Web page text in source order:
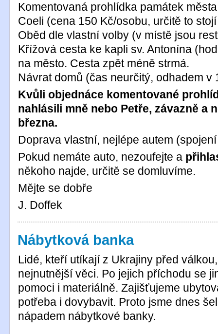
Komentovaná prohlídka památek
Coeli (cena 150 Kč/osobu, určitě to
Oběd dle vlastní volby (v místě jsou
Křížová cesta ke kapli sv. Antonína
na město. Cesta zpět méně strmá.
Návrat domů (čas neurčitý, odhadem v
Kvůli objednáce komentované
nahlásili mně nebo Petře, závazně a
března.
Doprava vlastní, nejlépe autem
Pokud nemáte auto, nezoufejte a
někoho najde, určitě se domluvíme.
Mějte se dobře
J. Doffek
Nábytková banka
Lidé, kteří utíkají z Ukrajiny před
nejnutnější věci. Po jejich příchodu se
pomoci i materiálně. Zajišťujeme
potřeba i dovybavit. Proto jsme dnes
nápadem nábytkové banky.